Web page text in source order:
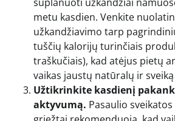
metu kasdien. Venkite
užkandžiavimo tarp
tuščių kalorijų turinčiais
traškučiais), kad atėjus pietų
vaikas jaustų natūralų ir sveiką
Užtikrinkite kasdienį
aktyvumą. Pasaulio